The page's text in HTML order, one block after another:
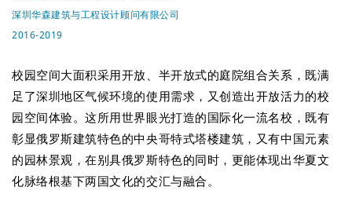
深圳华森建筑与工程设计顾问有限公司
2016-2019
校园空间大面积采用开放、半开放式的庭院组合关系，既满
足了深圳地区气候环境的使用需求，又创造出开放活力的校
园空间体验。这所用世界眼光打造的国际化一流名校，既有
彰显俄罗斯建筑特色的中央哥特式塔楼建筑，又有中国元素
的园林景观，在别具俄罗斯特色的同时，更能体现出华夏文
化脉络根基下两国文化的交汇与融合。